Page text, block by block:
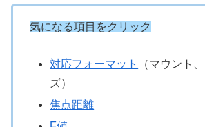
気になる項目をクリック
対応フォーマット
（マウント
ズ）
焦点距離